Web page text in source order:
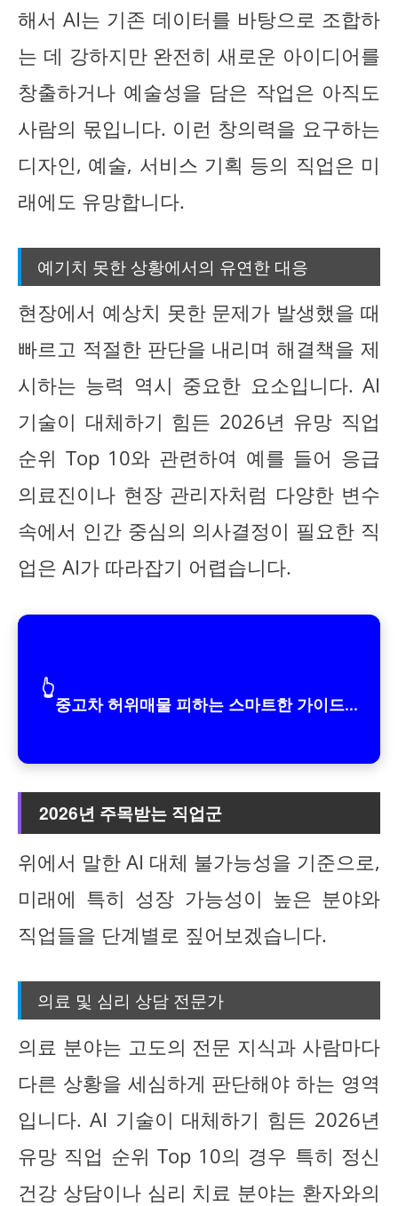
해서 AI는 기존 데이터를 바탕으로 조합하
는 데 강하지만 완전히 새로운 아이디어를
창출하거나 예술성을 담은 작업은 아직도
사람의 몫입니다. 이런 창의력을 요구하는
디자인, 예술, 서비스 기획 등의 직업은 미
래에도 유망합니다.
예기치 못한 상황에서의 유연한 대응
현장에서 예상치 못한 문제가 발생했을 때
빠르고 적절한 판단을 내리며 해결책을 제
시하는 능력 역시 중요한 요소입니다. AI
기술이 대체하기 힘든 2026년 유망 직업
순위 Top 10와 관련하여 예를 들어 응급
의료진이나 현장 관리자처럼 다양한 변수
속에서 인간 중심의 의사결정이 필요한 직
업은 AI가 따라잡기 어렵습니다.
👆
중고차 허위매물 피하는 스마트한 가이드...
2026년 주목받는 직업군
위에서 말한 AI 대체 불가능성을 기준으로,
미래에 특히 성장 가능성이 높은 분야와
직업들을 단계별로 짚어보겠습니다.
의료 및 심리 상담 전문가
의료 분야는 고도의 전문 지식과 사람마다
다른 상황을 세심하게 판단해야 하는 영역
입니다. AI 기술이 대체하기 힘든 2026년
유망 직업 순위 Top 10의 경우 특히 정신
건강 상담이나 심리 치료 분야는 환자와의